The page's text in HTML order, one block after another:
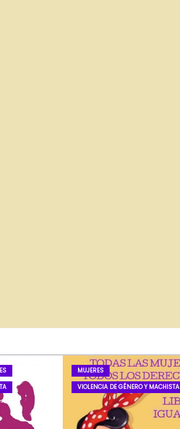
MUJERES
VIOLENCIA DE GÉNERO Y MACHISTA